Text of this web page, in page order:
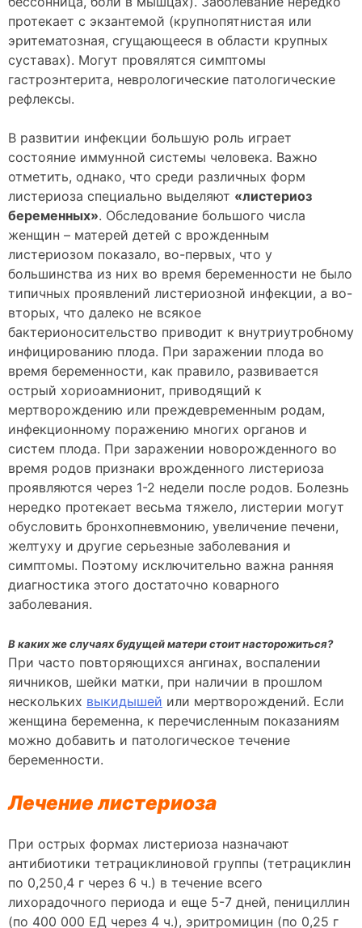
протекает с экзантемой (крупнопятнистая или
эритематозная, сгущающееся в области крупных
суставах). Могут провялятся симптомы
гастроэнтерита, неврологические патологические
рефлексы.
В развитии инфекции большую роль играет
состояние иммунной системы человека. Важно
отметить, однако, что среди различных форм
листериоза специально выделяют «листериоз
беременных». Обследование большого числа
женщин – матерей детей с врожденным
листериозом показало, во-первых, что у
большинства из них во время беременности не было
типичных проявлений листериозной инфекции, а во-
вторых, что далеко не всякое
бактерионосительство приводит к внутриутробному
инфицированию плода. При заражении плода во
время беременности, как правило, развивается
острый хориоамнионит, приводящий к
мертворождению или преждевременным родам,
инфекционному поражению многих органов и
систем плода. При заражении новорожденного во
время родов признаки врожденного листериоза
проявляются через 1-2 недели после родов. Болезнь
нередко протекает весьма тяжело, листерии могут
обусловить бронхопневмонию, увеличение печени,
желтуху и другие серьезные заболевания и
симптомы. Поэтому исключительно важна ранняя
диагностика этого достаточно коварного
заболевания.
В каких же случаях будущей матери стоит насторожиться?
При часто повторяющихся ангинах, воспалении
яичников, шейки матки, при наличии в прошлом
нескольких выкидышей или мертворождений. Если
женщина беременна, к перечисленным показаниям
можно добавить и патологическое течение
беременности.
Лечение листериоза
При острых формах листериоза назначают
антибиотики тетрациклиновой группы (тетрациклин
по 0,250,4 г через 6 ч.) в течение всего
лихорадочного периода и еще 5-7 дней, пенициллин
(по 400 000 ЕД через 4 ч.), эритромицин (по 0,25 г